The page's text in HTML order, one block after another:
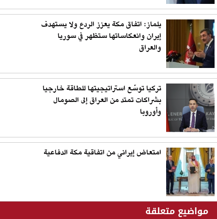
يلماز: اتفاق مكة يعزز الردع ولا يستهدف
إيران وانعكاساتها ستظهر في سوريا
والعراق
تركيا توسّع استراتيجيتها للطاقة خارجيا
بشراكات تمتد من العراق إلى الصومال
وأوروبا
امتعاض إيراني من اتفاقية مكة الدفاعية
مواضيع متعلقة